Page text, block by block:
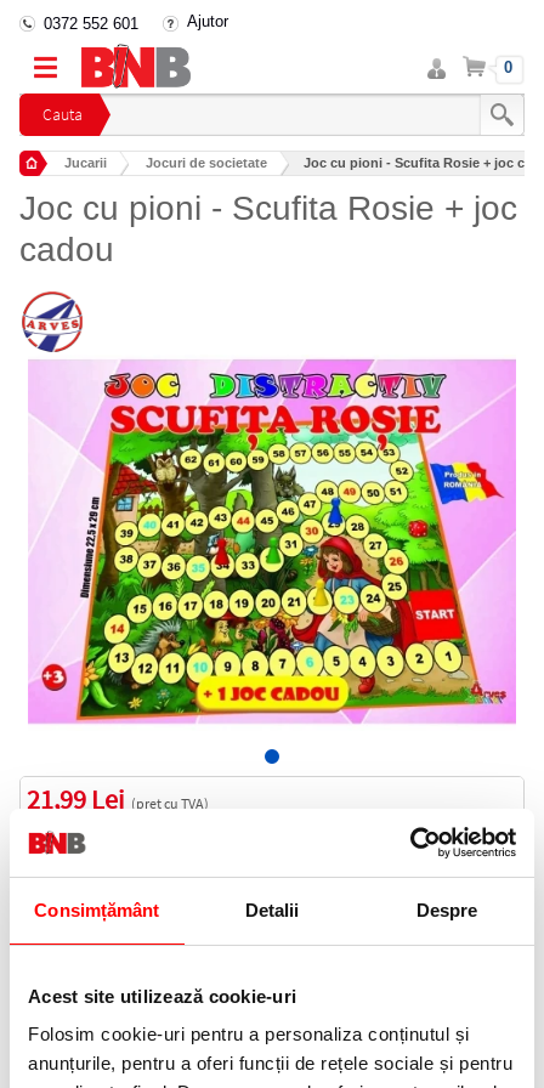
Consimțământ Detalii Despre
Acest site utilizează cookie-uri
Folosim cookie-uri pentru a personaliza conținutul și
anunțurile, pentru a oferi funcții de rețele sociale și pentru
Cauta
0372 552 601 Ajutor
Intra
in
cont
Cos 0
Jucarii Jocuri de societate Joc cu pioni - Scufita Rosie + joc
Joc cu pioni - Scufita Rosie + joc
cadou
21,99 Lei (pret cu TVA)
In stoc
Bucati:
Cod produs:ARV2001
Informatii livrare
Telefon: